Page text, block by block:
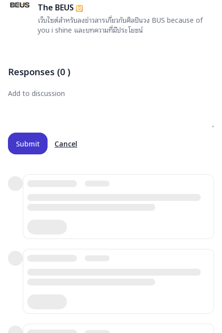
T The BEUS
เว็บไซต์สำหรับลงข่าวสารเกี่ยวกับศิลปินวง BUS because of
you i shine และบทความที่มีประโยชน์
Responses (0)
Submit Cancel